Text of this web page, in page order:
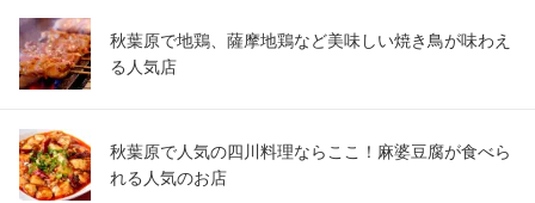
秋葉原で地鶏、薩摩地鶏など美味しい焼き鳥が味わえ
る人気店
秋葉原で人気の四川料理ならここ！麻婆豆腐が食べら
れる人気のお店